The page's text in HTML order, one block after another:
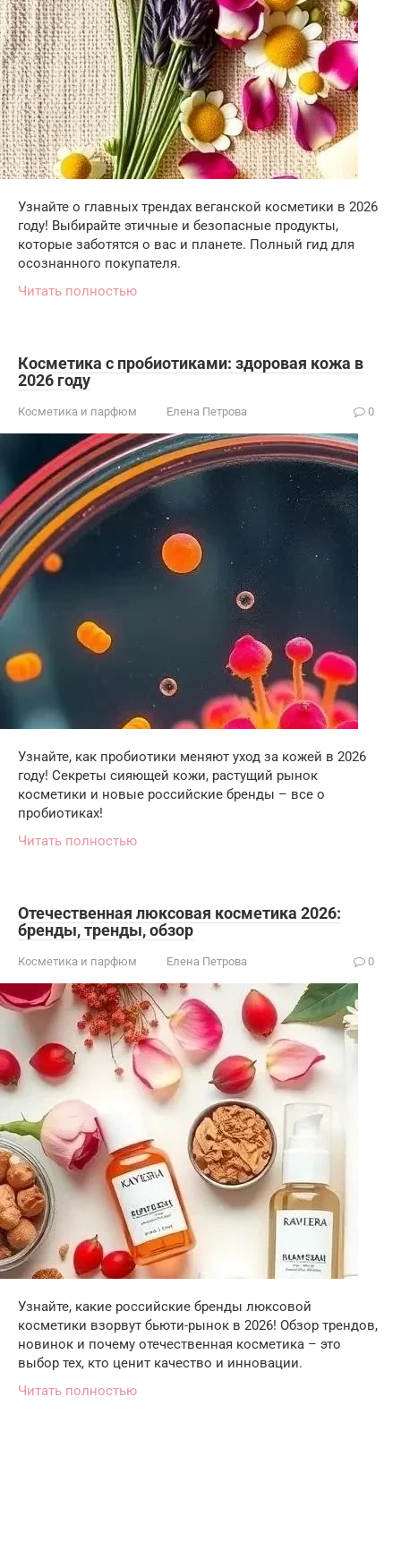
Узнайте о главных трендах веганской косметики в 2026
году! Выбирайте этичные и безопасные продукты,
которые заботятся о вас и планете. Полный гид для
осознанного покупателя.
Читать полностью
Косметика с пробиотиками: здоровая кожа в
2026 году
Косметика и парфюм Елена Петрова 0
Узнайте, как пробиотики меняют уход за кожей в 2026
году! Секреты сияющей кожи, растущий рынок
косметики и новые российские бренды – все о
пробиотиках!
Читать полностью
Отечественная люксовая косметика 2026:
бренды, тренды, обзор
Косметика и парфюм Елена Петрова 0
Узнайте, какие российские бренды люксовой
косметики взорвут бьюти-рынок в 2026! Обзор трендов,
новинок и почему отечественная косметика – это
выбор тех, кто ценит качество и инновации.
Читать полностью